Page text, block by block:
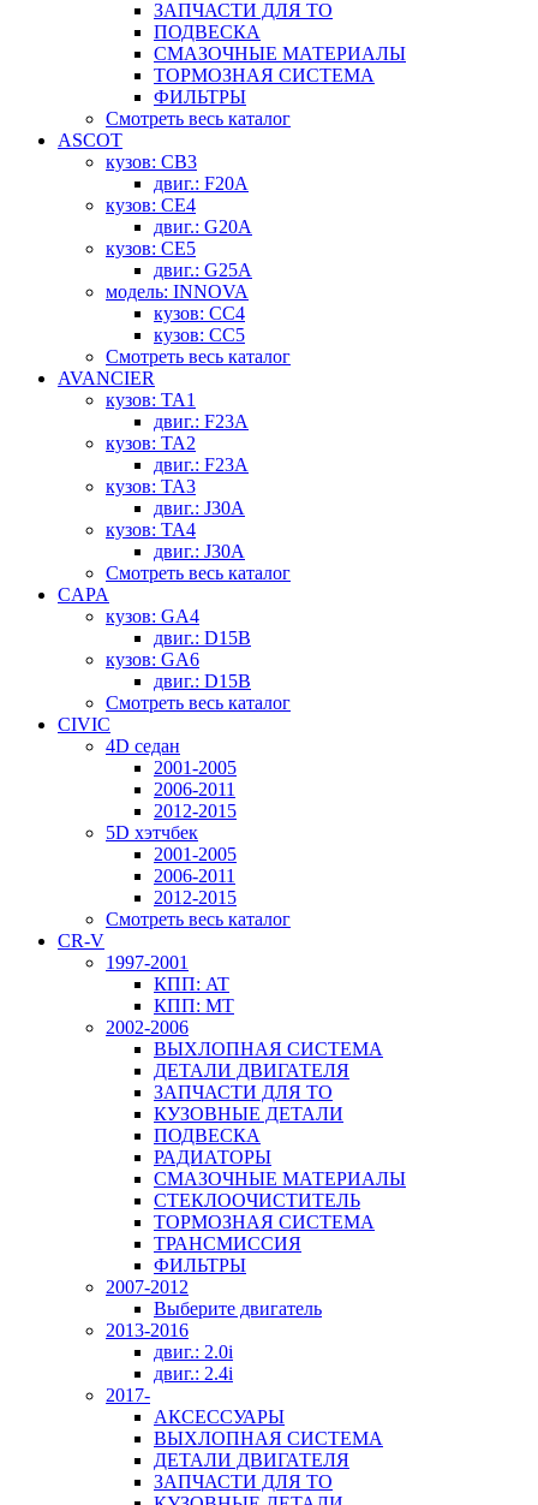
ЗАПЧАСТИ ДЛЯ ТО
ПОДВЕСКА
СМАЗОЧНЫЕ МАТЕРИАЛЫ
ТОРМОЗНАЯ СИСТЕМА
ФИЛЬТРЫ
Смотреть весь каталог
ASCOT
кузов: CB3
двиг.: F20A
кузов: CE4
двиг.: G20A
кузов: CE5
двиг.: G25A
модель: INNOVA
кузов: CC4
кузов: CC5
Смотреть весь каталог
AVANCIER
кузов: TA1
двиг.: F23A
кузов: TA2
двиг.: F23A
кузов: TA3
двиг.: J30A
кузов: TA4
двиг.: J30A
Смотреть весь каталог
CAPA
кузов: GA4
двиг.: D15B
кузов: GA6
двиг.: D15B
Смотреть весь каталог
CIVIC
4D седан
2001-2005
2006-2011
2012-2015
5D хэтчбек
2001-2005
2006-2011
2012-2015
Смотреть весь каталог
CR-V
1997-2001
КПП: AT
КПП: MT
2002-2006
ВЫХЛОПНАЯ СИСТЕМА
ДЕТАЛИ ДВИГАТЕЛЯ
ЗАПЧАСТИ ДЛЯ ТО
КУЗОВНЫЕ ДЕТАЛИ
ПОДВЕСКА
РАДИАТОРЫ
СМАЗОЧНЫЕ МАТЕРИАЛЫ
СТЕКЛООЧИСТИТЕЛЬ
ТОРМОЗНАЯ СИСТЕМА
ТРАНСМИССИЯ
ФИЛЬТРЫ
2007-2012
Выберите двигатель
2013-2016
двиг.: 2.0i
двиг.: 2.4i
2017-
АКСЕССУАРЫ
ВЫХЛОПНАЯ СИСТЕМА
ДЕТАЛИ ДВИГАТЕЛЯ
ЗАПЧАСТИ ДЛЯ ТО